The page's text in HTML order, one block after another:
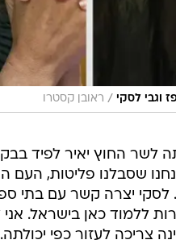
וגבי לסקי / ראובן קסטרו
לשר החוץ יאיר לפיד
שסבלנו פליטות, העם
יצרה קשר עם בתי
ללמוד כאן בישראל.
צריכה לעזור כפי